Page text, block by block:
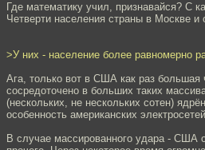
Где математику учил, признавайся? С
Четверти населения страны в Москве и
>У них - население более равномерно
Ага, только вот в США как раз большая
сосредоточено в больших таких
(нескольких, не нескольких сотен)
особенность американских
В случае массированного удара - США